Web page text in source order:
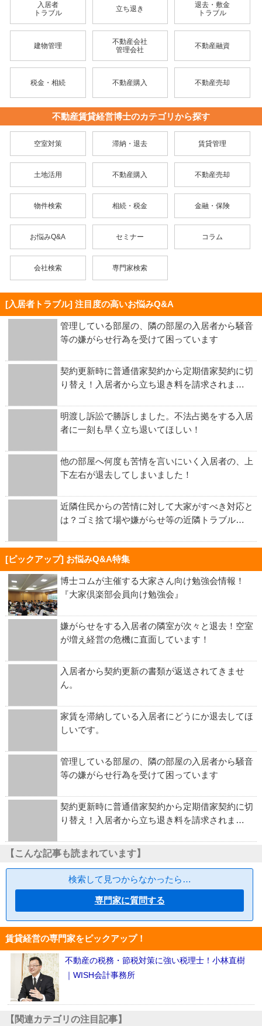
入居者
トラブル
立ち退き
退去・敷金
トラブル
建物管理
不動産会社
管理会社
不動産融資
税金・相続 不動産購入 不動産売却
不動産賃貸経営博士のカテゴリから探す
空室対策 滞納・退去 賃貸管理
土地活用 不動産購入 不動産売却
物件検索 相続・税金 金融・保険
お悩みQ&A セミナー コラム
会社検索 専門家検索
[入居者トラブル] 注目度の高いお悩みQ&A
管理している部屋の、隣の部屋の入居者から騒音
等の嫌がらせ行為を受けて困っています
契約更新時に普通借家契約から定期借家契約に切
り替え！入居者から立ち退き料を請求されま…
明渡し訴訟で勝訴しました。不法占拠をする入居
者に一刻も早く立ち退いてほしい！
他の部屋へ何度も苦情を言いにいく入居者の、上
下左右が退去してしまいました！
近隣住民からの苦情に対して大家がすべき対応と
は？ゴミ捨て場や嫌がらせ等の近隣トラブル…
[ピックアップ] お悩みQ&A特集
博士コムが主催する大家さん向け勉強会情報！
『大家倶楽部会員向け勉強会』
嫌がらせをする入居者の隣室が次々と退去！空室
が増え経営の危機に直面しています！
入居者から契約更新の書類が返送されてきませ
ん。
家賃を滞納している入居者にどうにか退去してほ
しいです。
管理している部屋の、隣の部屋の入居者から騒音
等の嫌がらせ行為を受けて困っています
契約更新時に普通借家契約から定期借家契約に切
り替え！入居者から立ち退き料を請求されま…
【こんな記事も読まれています】
検索して見つからなかったら…
専門家に質問する
賃貸経営の専門家をピックアップ！
不動産の税務・節税対策に強い税理士！小林直樹
｜WISH会計事務所
【関連カテゴリの注目記事】